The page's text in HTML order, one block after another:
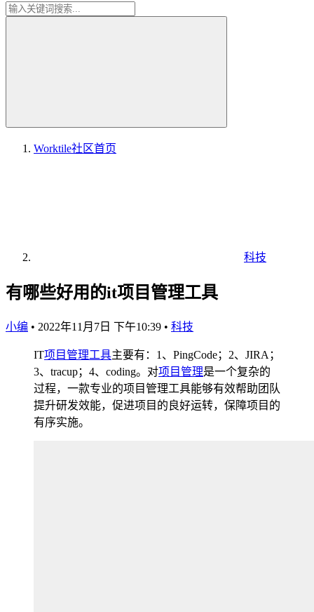
Worktile社区首页
科技
有哪些好用的it项目管理工具
小编 • 2022年11月7日 下午10:39 • 科技
IT项目管理工具主要有：1、PingCode；2、JIRA；
3、tracup；4、coding。对项目管理是一个复杂的
过程，一款专业的项目管理工具能够有效帮助团队
提升研发效能，促进项目的良好运转，保障项目的
有序实施。